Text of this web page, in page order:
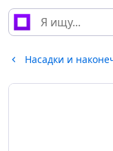
Насадки и